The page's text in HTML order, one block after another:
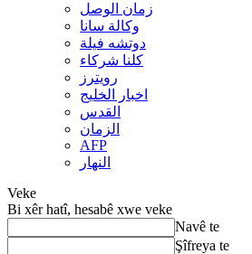
زمان الوصل
وکالة سانا
دوتشه فیلة
کلنا شرکاء
رويترز
اخبار الخلیج
القدس
الزمان
AFP
النهار
Veke
Bi xêr hatî, hesabê xwe veke
Navê te
Şîfreya te